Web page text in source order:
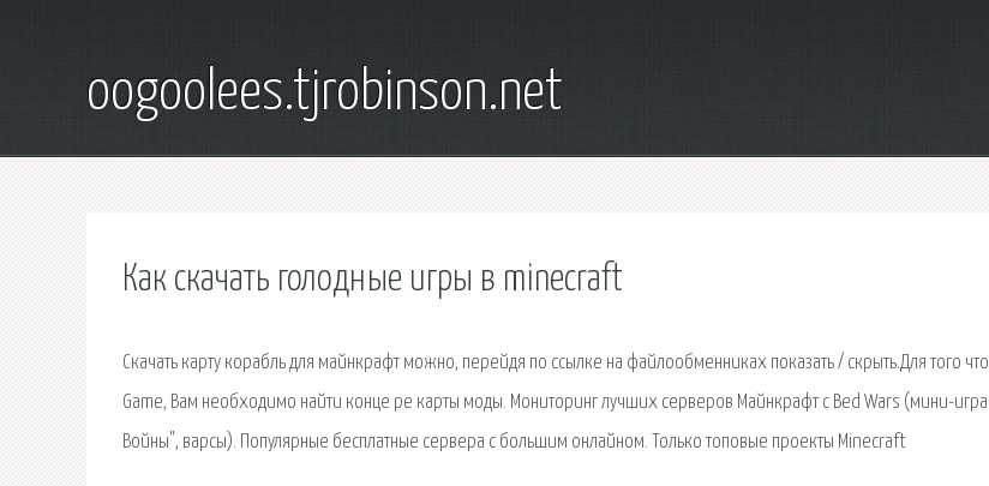
oogoolees.tjrobinson.net
Как скачать голодные игры в minecraft
Скачать карту корабль для майнкрафт можно, перейдя по ссылке на файлообменниках показать / скрыть.Для того
Game, Вам необходимо найти конце pe карты моды. Мониторинг лучших серверов Майнкрафт с Bed Wars (мини-
Войны", варсы). Популярные бесплатные сервера с большим онлайном. Только топовые проекты Minecraft